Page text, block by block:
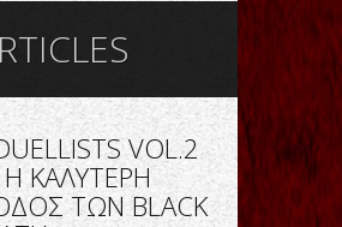
VOL.2
ΚΑΛΥΤΕΡΗ
ΤΩΝ BLACK